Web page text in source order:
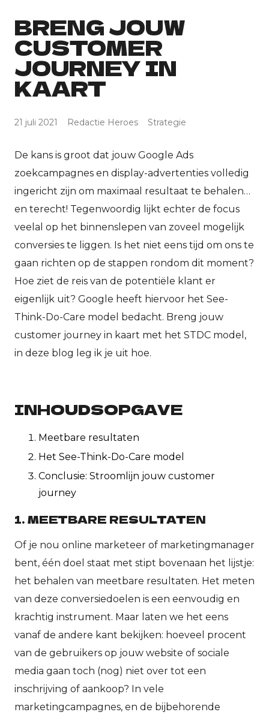
BRENG JOUW
CUSTOMER
JOURNEY IN
KAART
21 juli 2021 Redactie Heroes Strategie
De kans is groot dat jouw Google Ads
zoekcampagnes en display-advertenties volledig
ingericht zijn om maximaal resultaat te behalen…
en terecht! Tegenwoordig lijkt echter de focus
veelal op het binnenslepen van zoveel mogelijk
conversies te liggen. Is het niet eens tijd om ons te
gaan richten op de stappen rondom dit moment?
Hoe ziet de reis van de potentiële klant er
eigenlijk uit? Google heeft hiervoor het See-
Think-Do-Care model bedacht. Breng jouw
customer journey in kaart met het STDC model,
in deze blog leg ik je uit hoe.
INHOUDSOPGAVE
Meetbare resultaten
Het See-Think-Do-Care model
Conclusie: Stroomlijn jouw customer
journey
1. MEETBARE RESULTATEN
Of je nou online marketeer of marketingmanager
bent, één doel staat met stipt bovenaan het lijstje:
het behalen van meetbare resultaten. Het meten
van deze conversiedoelen is een eenvoudig en
krachtig instrument. Maar laten we het eens
vanaf de andere kant bekijken: hoeveel procent
van de gebruikers op jouw website of sociale
media gaan toch (nog) niet over tot een
inschrijving of aankoop? In vele
marketingcampagnes, en de bijbehorende